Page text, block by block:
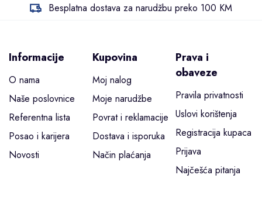
Besplatna dostava za narudžbu preko 100 KM
Informacije
O nama
Naše poslovnice
Referentna lista
Posao i karijera
Novosti
Kupovina
Moj nalog
Moje narudžbe
Povrat i reklamacije
Dostava i isporuka
Način plaćanja
Prava i
obaveze
Pravila privatnosti
Uslovi korištenja
Registracija kupaca
Prijava
Najčešća pitanja